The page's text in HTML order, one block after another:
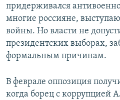
придерживался
многие россияне,
войны. Но власти не
президентских выборах,
формальным причинам.
В феврале оппозиция
когда борец с коррупцией